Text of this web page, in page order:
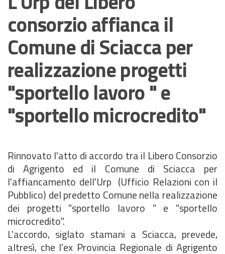
consorzio affianca il
Comune di Sciacca per
realizzazione progetti
"sportello lavoro " e
"sportello microcredito"
Rinnovato l'atto di accordo tra il Libero Consorzio
di Agrigento ed il Comune di Sciacca per
l'affiancamento dell'Urp (Ufficio Relazioni con il
Pubblico) del predetto Comune nella realizzazione
dei progetti "sportello lavoro " e "sportello
microcredito".
L'accordo, siglato stamani a Sciacca, prevede,
altresì, che l'ex Provincia Regionale di Agrigento